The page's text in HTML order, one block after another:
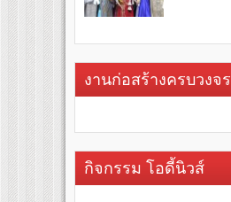
งานก่อสร้างครบวงจร
กิจกรรม โอดี้นิวส์